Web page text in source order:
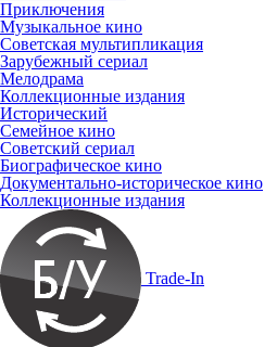
Приключения
Музыкальное кино
Советская мультипликация
Зарубежный сериал
Мелодрама
Коллекционные издания
Исторический
Семейное кино
Советский сериал
Биографическое кино
Документально-историческое кино
Коллекционные издания
Trade-In